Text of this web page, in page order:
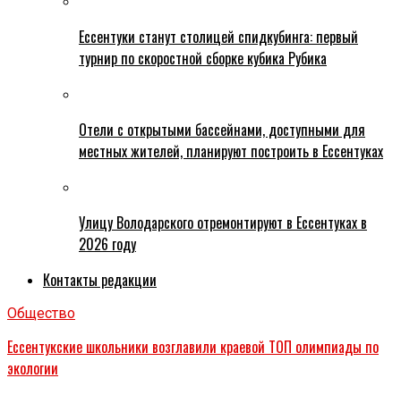
Ессентуки станут столицей спидкубинга: первый
турнир по скоростной сборке кубика Рубика
Отели с открытыми бассейнами, доступными для
местных жителей, планируют построить в Ессентуках
Улицу Володарского отремонтируют в Ессентуках в
2026 году
Контакты редакции
Общество
Ессентукские школьники возглавили краевой ТОП олимпиады по
экологии